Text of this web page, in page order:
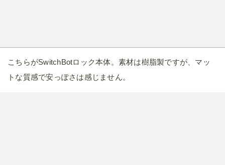
こちらがSwitchBotロック本体。素材は樹脂製ですが、マッ
トな質感で安っぽさは感じません。